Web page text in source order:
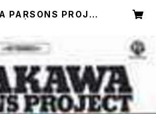
PARSONS PROJE